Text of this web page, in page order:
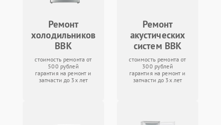
Ремонт
холодильников
BBK
стоимость ремонта от
500 рублей
гарантия на ремонт и
запчасти до 3х лет
Ремонт
акустических
систем BBK
стоимость ремонта от
300 рублей
гарантия на ремонт и
запчасти до 3х лет